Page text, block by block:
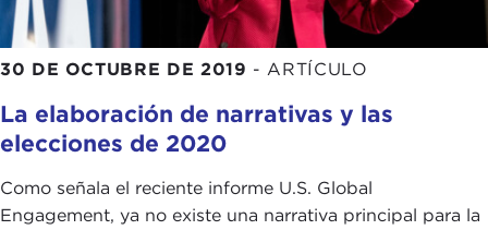
30 DE OCTUBRE DE 2019 - ARTÍCULO
La elaboración de narrativas y las
elecciones de 2020
Como señala el reciente informe U.S. Global
Engagement, ya no existe una narrativa principal para la